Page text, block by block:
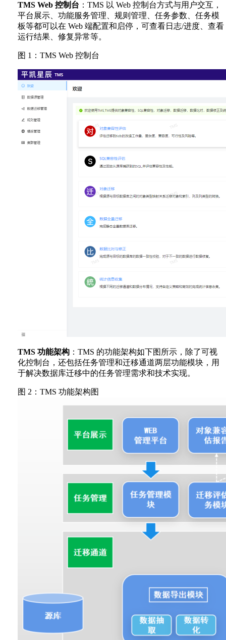
TMS Web 控制台 ：TMS 以 Web 控制台方式与用户交互，
平台展示、功能服务管理、规则管理、任务参数、任务模
板等都可以在 Web 端配置和启停，可查看日志/进度、查看
运行结果、修复异常等。
图 1：TMS Web 控制台
TMS 功能架构 ：TMS 的功能架构如下图所示，除了可视
化控制台，还包括任务管理和迁移通道两层功能模块，用
于解决数据库迁移中的任务管理需求和技术实现。
图 2：TMS 功能架构图